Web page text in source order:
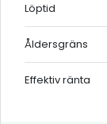
Löptid
Åldersgräns
Effektiv ränta